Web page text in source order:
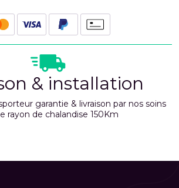
& installation
garantie & livraison par nos soins
rayon de chalandise 150Km